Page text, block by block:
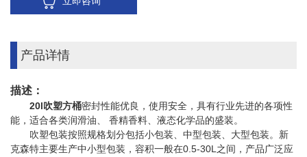
产品详情
描述：
20l吹塑方桶密封性能优良，使用安全，具有行业先进的各项性
能，适合各类润滑油、 香精香料、液态化学品的盛装。
吹塑包装按照规格划分包括小包装、中型包装、大型包装。新
克森特主要生产中小型包装，容积一般在0.5-30L之间，产品广泛应